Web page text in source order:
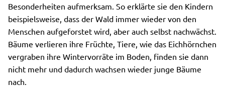
Besonderheiten aufmerksam. So erklärte sie den Kindern
beispielsweise, dass der Wald immer wieder von den
Menschen aufgeforstet wird, aber auch selbst nachwächst.
Bäume verlieren ihre Früchte, Tiere, wie das Eichhörnchen
vergraben ihre Wintervorräte im Boden, finden sie dann
nicht mehr und dadurch wachsen wieder junge Bäume
nach.